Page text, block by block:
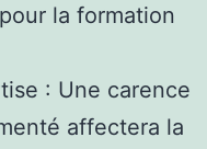
la formation
: Une carence
affectera la